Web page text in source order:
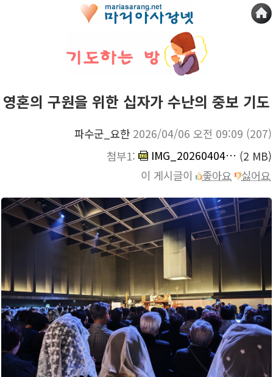
영혼의 구원을 위한 십자가 수난의 중보 기도
파수군_요한 2026/04/06 오전 09:09 (207)
첨부1:
IMG_20260404_164321.jpg (2 MB)
이 게시글이
좋아요 싫어요